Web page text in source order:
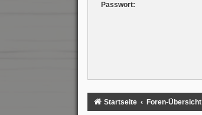
Passwort:
Startseite Foren-Übersicht